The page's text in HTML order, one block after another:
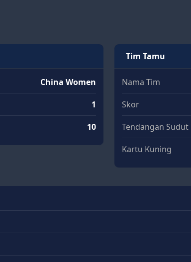
China Women
1
10
Tim Tamu
Nama Tim
Skor
Tendangan Sudut
Kartu Kuning